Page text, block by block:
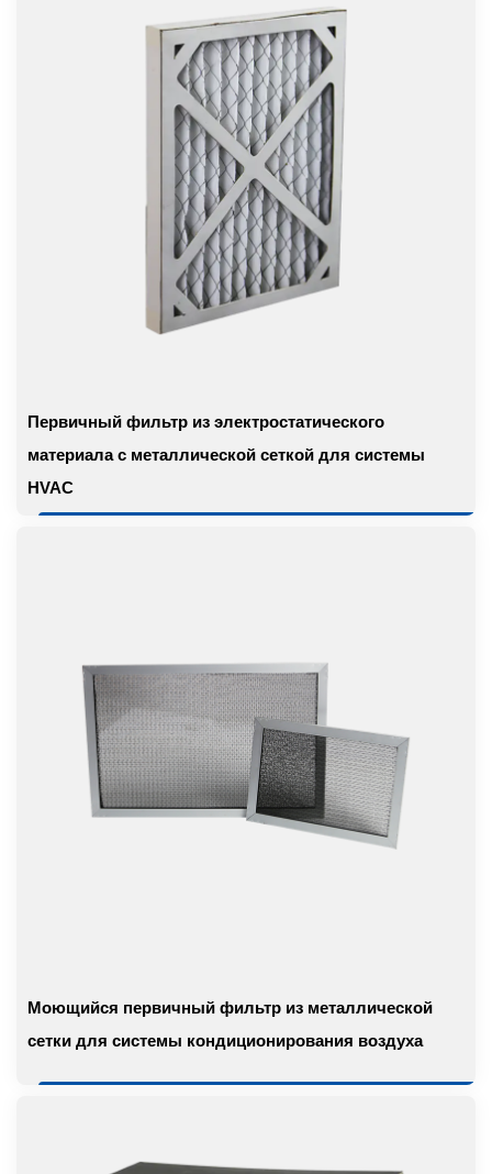
Первичный фильтр из электростатического
материала с металлической сеткой для системы
HVAC
Моющийся первичный фильтр из металлической
сетки для системы кондиционирования воздуха